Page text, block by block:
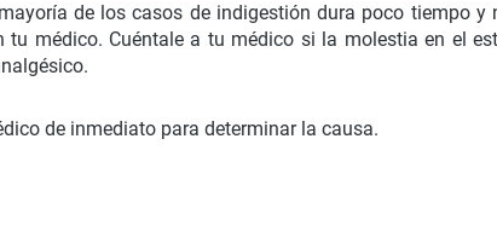
de los casos de indigestión dura poco tiempo y
médico. Cuéntale a tu médico si la molestia en el
de inmediato para determinar la causa.